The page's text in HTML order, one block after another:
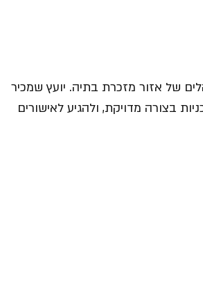
של אזור מזכרת בתיה. יועץ שמכיר
בצורה מדויקת, ולהגיע לאישורים